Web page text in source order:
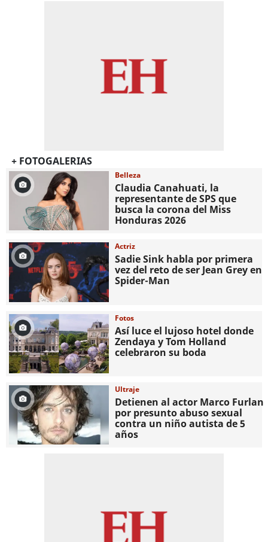
+ FOTOGALERIAS
Belleza
Claudia Canahuati, la
representante de SPS que
busca la corona del Miss
Honduras 2026
Actriz
Sadie Sink habla por primera
vez del reto de ser Jean Grey en
Spider-Man
Fotos
Así luce el lujoso hotel donde
Zendaya y Tom Holland
celebraron su boda
Ultraje
Detienen al actor Marco Furlan
por presunto abuso sexual
contra un niño autista de 5
años